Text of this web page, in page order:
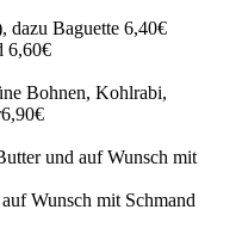
dazu Baguette 6,40€
6,60€
Bohnen, Kohlrabi,
6,90€
und auf Wunsch mit
Wunsch mit Schmand